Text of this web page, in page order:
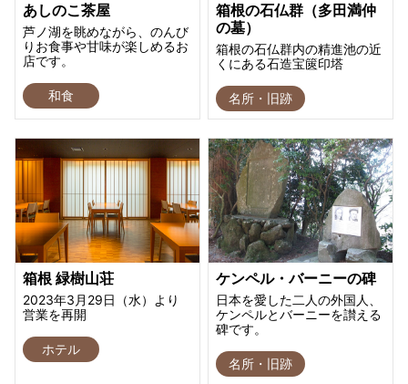
あしのこ茶屋
芦ノ湖を眺めながら、のんび
りお食事や甘味が楽しめるお
店です。
和食
箱根の石仏群（多田満仲
の墓）
箱根の石仏群内の精進池の近
くにある石造宝篋印塔
名所・旧跡
箱根 緑樹山荘
2023年3月29日（水）より
営業を再開
ホテル
ケンペル・バーニーの碑
日本を愛した二人の外国人、
ケンペルとバーニーを讃える
碑です。
名所・旧跡